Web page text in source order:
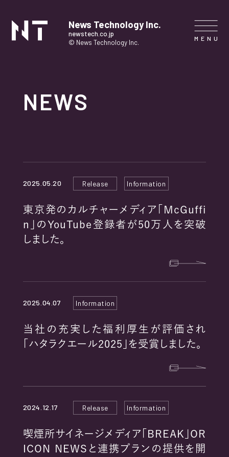
News Technology Inc.
newstech.co.jp
© News Technology Inc.
POLICY
POLICY
NEWS
2025.05.20 Release Information
東京発のカルチャーメディア「McGuffi
n」のYouTube登録者が50万人を突破
しました。
2025.04.07 Information
当社の充実した福利厚生が評価され
「ハタラクエール2025」を受賞しました。
2024.12.17 Release Information
喫煙所サイネージメディア「BREAK」OR
ICON NEWSと連携プランの提供を開